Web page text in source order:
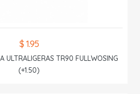
$ 1.95
ULTRALIGERAS TR90 FULLWOSING
(+1.50)